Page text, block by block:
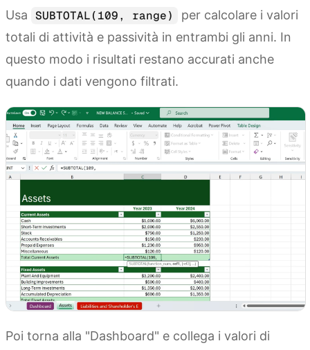
Usa SUBTOTAL(109, range)
per calcolare i valori
totali di attività e passività in entrambi gli anni. In
questo modo i risultati restano accurati anche
quando i dati vengono filtrati.
Poi torna alla "Dashboard" e collega i valori di